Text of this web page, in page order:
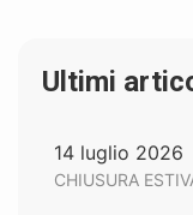
Ultimi
14 luglio 2026
CHIUSURA